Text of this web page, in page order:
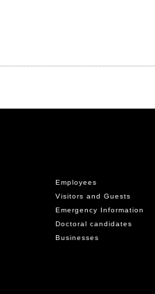
Employees
Visitors and Guests
Emergency Information
Doctoral candidates
Businesses